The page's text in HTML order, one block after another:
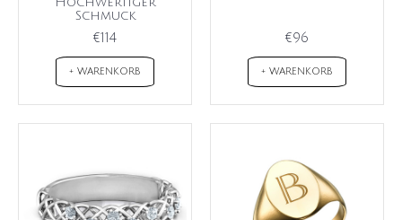
Schmuck
€114
+ WARENKORB
€96
+ WARENKORB